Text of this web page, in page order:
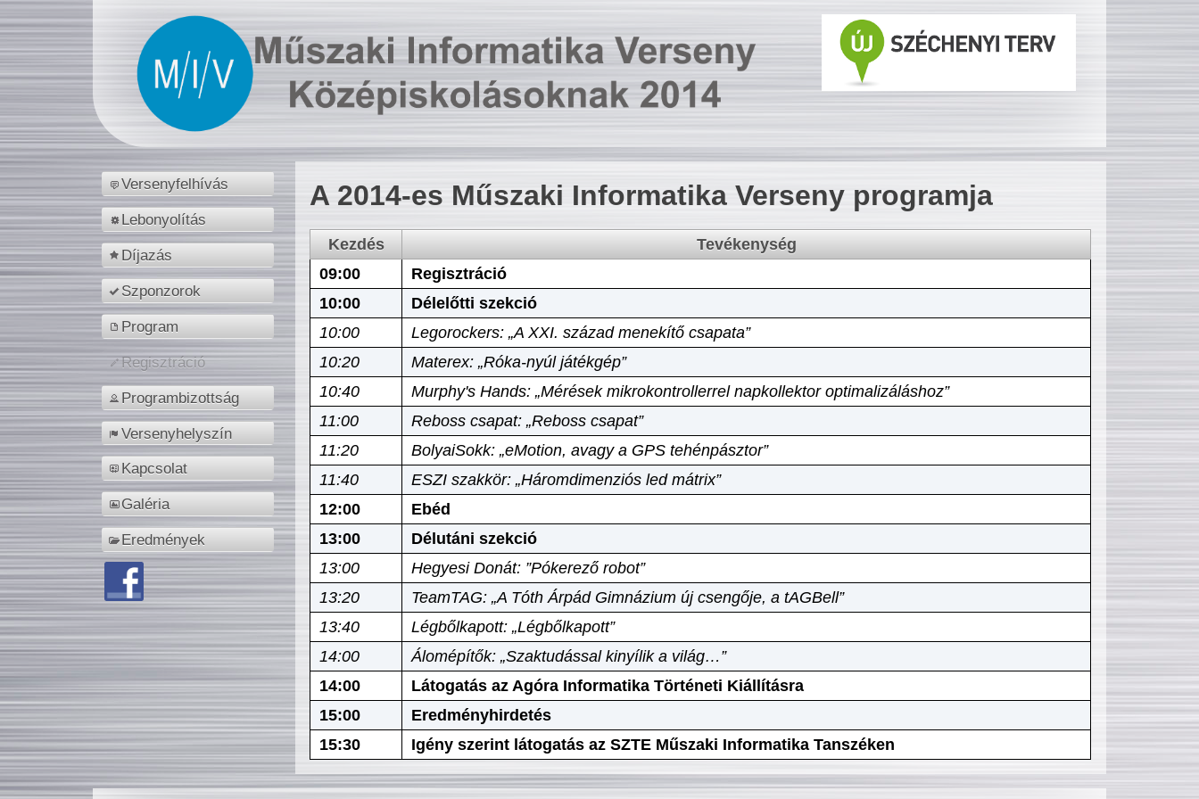
Versenyfelhívás
Lebonyolítás
Díjazás
Szponzorok
Program
Regisztráció
Programbizottság
Versenyhelyszín
Kapcsolat
Galéria
Eredmények
A 2014-es Műszaki Informatika Verseny programja
Kezdés
Tevékenység
09:00
Regisztráció
10:00
Délelőtti szekció
10:00
Legorockers: „A XXI. század menekítő csapata”
10:20
Materex: „Róka-nyúl játékgép”
10:40
Murphy's Hands: „Mérések mikrokontrollerrel napkollektor optimalizáláshoz”
11:00
Reboss csapat: „Reboss csapat”
11:20
BolyaiSokk: „eMotion, avagy a GPS tehénpásztor”
11:40
ESZI szakkör: „Háromdimenziós led mátrix”
12:00
Ebéd
13:00
Délutáni szekció
13:00
Hegyesi Donát: ”Pókerező robot”
13:20
TeamTAG: „A Tóth Árpád Gimnázium új csengője, a tAGBell”
13:40
Légbőlkapott: „Légbőlkapott”
14:00
Álomépítők: „Szaktudással kinyílik a világ…”
14:00
Látogatás az Agóra Informatika Történeti Kiállításra
15:00
Eredményhirdetés
15:30
Igény szerint látogatás az SZTE Műszaki Informatika Tanszéken